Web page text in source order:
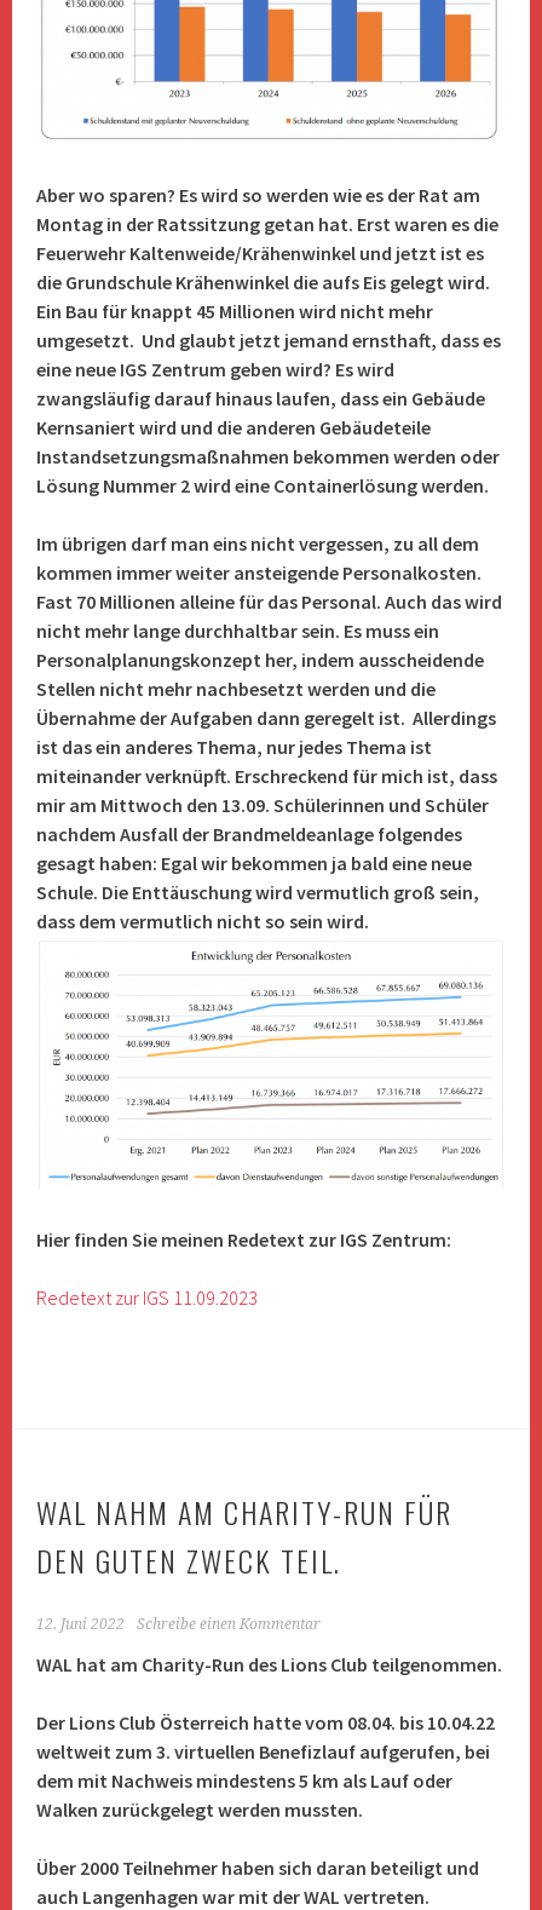
Aber wo sparen? Es wird so werden wie es der Rat am
Montag in der Ratssitzung getan hat. Erst waren es die
Feuerwehr Kaltenweide/Krähenwinkel und jetzt ist es
die Grundschule Krähenwinkel die aufs Eis gelegt wird.
Ein Bau für knappt 45 Millionen wird nicht mehr
umgesetzt. Und glaubt jetzt jemand ernsthaft, dass es
eine neue IGS Zentrum geben wird? Es wird
zwangsläufig darauf hinaus laufen, dass ein Gebäude
Kernsaniert wird und die anderen Gebäudeteile
Instandsetzungsmaßnahmen bekommen werden oder
Lösung Nummer 2 wird eine Containerlösung werden.
Im übrigen darf man eins nicht vergessen, zu all dem
kommen immer weiter ansteigende Personalkosten.
Fast 70 Millionen alleine für das Personal. Auch das wird
nicht mehr lange durchhaltbar sein. Es muss ein
Personalplanungskonzept her, indem ausscheidende
Stellen nicht mehr nachbesetzt werden und die
Übernahme der Aufgaben dann geregelt ist. Allerdings
ist das ein anderes Thema, nur jedes Thema ist
miteinander verknüpft. Erschreckend für mich ist, dass
mir am Mittwoch den 13.09. Schülerinnen und Schüler
nachdem Ausfall der Brandmeldeanlage folgendes
gesagt haben: Egal wir bekommen ja bald eine neue
Schule. Die Enttäuschung wird vermutlich groß sein,
dass dem vermutlich nicht so sein wird.
Hier finden Sie meinen Redetext zur IGS Zentrum:
Redetext zur IGS 11.09.2023
WAL NAHM AM CHARITY-RUN FÜR
DEN GUTEN ZWECK TEIL.
12. Juni 2022 Schreibe einen Kommentar
WAL hat am Charity-Run des Lions Club teilgenommen.
Der Lions Club Österreich hatte vom 08.04. bis 10.04.22
weltweit zum 3. virtuellen Benefizlauf aufgerufen, bei
dem mit Nachweis mindestens 5 km als Lauf oder
Walken zurückgelegt werden mussten.
Über 2000 Teilnehmer haben sich daran beteiligt und
auch Langenhagen war mit der WAL vertreten.